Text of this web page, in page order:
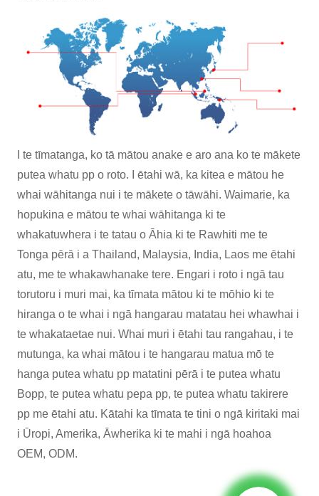
I te tīmatanga, ko tā mātou anake e aro ana ko te mākete
putea whatu pp o roto. I ētahi wā, ka kitea e mātou he
whai wāhitanga nui i te mākete o tāwāhi. Waimarie, ka
hopukina e mātou te whai wāhitanga ki te
whakatuwhera i te tatau o Āhia ki te Rawhiti me te
Tonga pērā i a Thailand, Malaysia, India, Laos me ētahi
atu, me te whakawhanake tere. Engari i roto i ngā tau
torutoru i muri mai, ka tīmata mātou ki te mōhio ki te
hiranga o te whai i ngā hangarau matatau hei whawhai i
te whakataetae nui. Whai muri i ētahi tau rangahau, i te
mutunga, ka whai mātou i te hangarau matua mō te
hanga putea whatu pp matatini pērā i te putea whatu
Bopp, te putea whatu pepa pp, te putea whatu takirere
pp me ētahi atu. Kātahi ka tīmata te tini o ngā kiritaki mai
i Ūropi, Amerika, Āwherika ki te mahi i ngā hoahoa
OEM, ODM.